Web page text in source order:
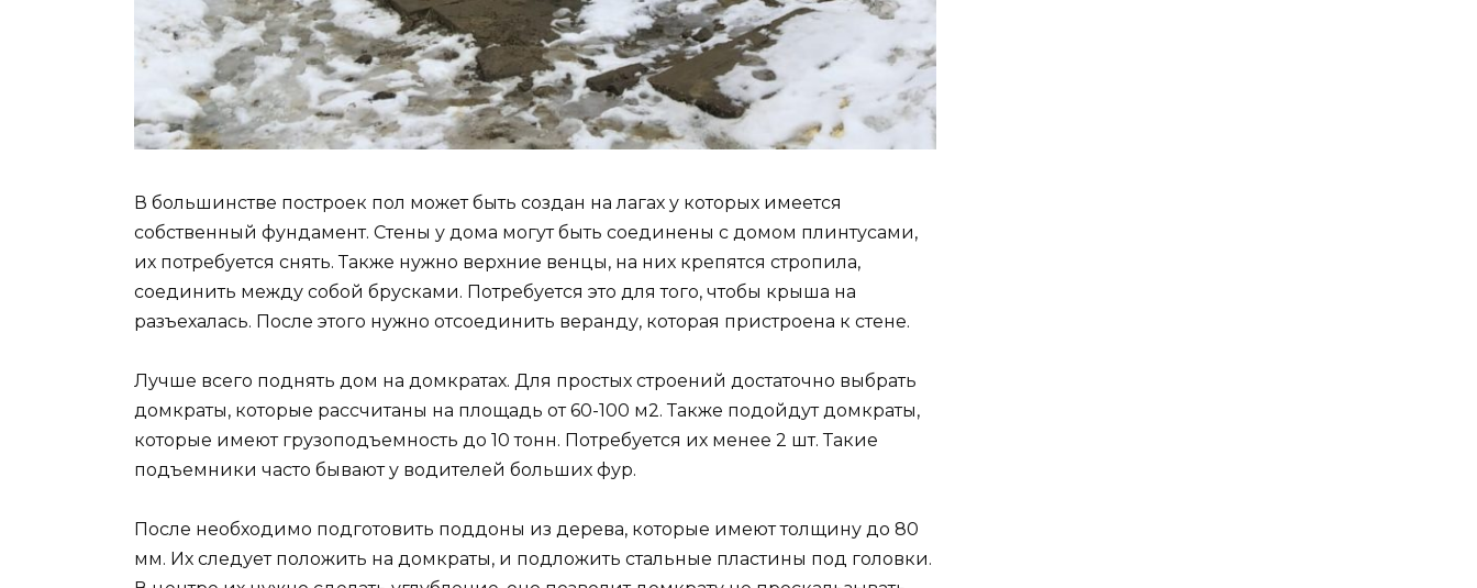
В большинстве построек пол может быть создан на лагах у которых имеется
собственный фундамент. Стены у дома могут быть соединены с домом плинтусами,
их потребуется снять. Также нужно верхние венцы, на них крепятся стропила,
соединить между собой брусками. Потребуется это для того, чтобы крыша на
разъехалась. После этого нужно отсоединить веранду, которая пристроена к стене.
Лучше всего поднять дом на домкратах. Для простых строений достаточно выбрать
домкраты, которые рассчитаны на площадь от 60-100 м2. Также подойдут домкраты,
которые имеют грузоподъемность до 10 тонн. Потребуется их менее 2 шт. Такие
подъемники часто бывают у водителей больших фур.
После необходимо подготовить поддоны из дерева, которые имеют толщину до 80
мм. Их следует положить на домкраты, и подложить стальные пластины под головки.